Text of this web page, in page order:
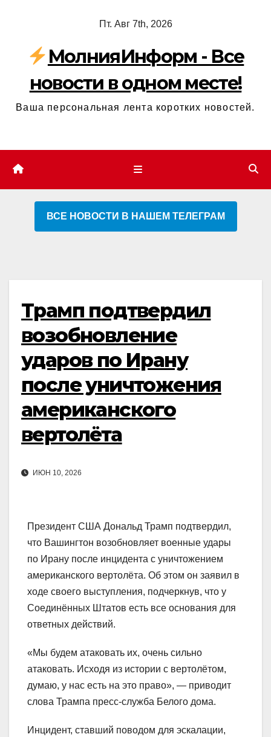
содержимому
Пт. Авг 7th, 2026
МолнияИнформ - Все
новости в одном месте!
Ваша персональная лента коротких новостей.
ВСЕ НОВОСТИ В НАШЕМ ТЕЛЕГРАМ
Трамп подтвердил
возобновление
ударов по Ирану
после уничтожения
американского
вертолёта
ИЮН 10, 2026
Президент США Дональд Трамп подтвердил,
что Вашингтон возобновляет военные удары
по Ирану после инцидента с уничтожением
американского вертолёта. Об этом он заявил в
ходе своего выступления, подчеркнув, что у
Соединённых Штатов есть все основания для
ответных действий.
«Мы будем атаковать их, очень сильно
атаковать. Исходя из истории с вертолётом,
думаю, у нас есть на это право», — приводит
слова Трампа пресс-служба Белого дома.
Инцидент, ставший поводом для эскалации,